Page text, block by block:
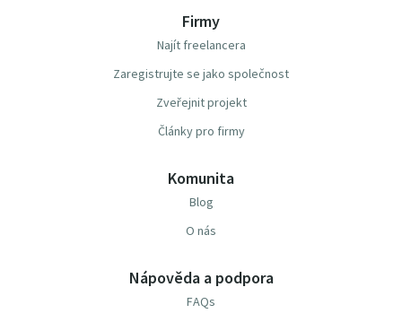
Firmy
Najít freelancera
Zaregistrujte se jako společnost
Zveřejnit projekt
Články pro firmy
Komunita
Blog
O nás
Nápověda a podpora
FAQs